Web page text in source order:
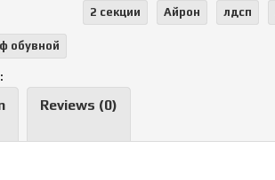
2 секции Айрон лдсп
обувной
Reviews (0)